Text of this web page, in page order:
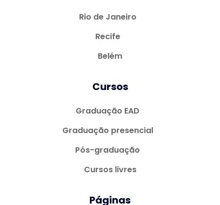
Rio de Janeiro
Recife
Belém
Cursos
Graduação EAD
Graduação presencial
Pós-graduação
Cursos livres
Páginas